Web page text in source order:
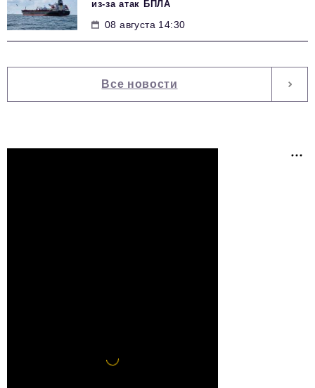
из-за атак БПЛА
08 августа 14:30
Все новости